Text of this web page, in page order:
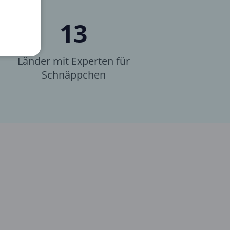
13
Länder mit Experten für
Schnäppchen